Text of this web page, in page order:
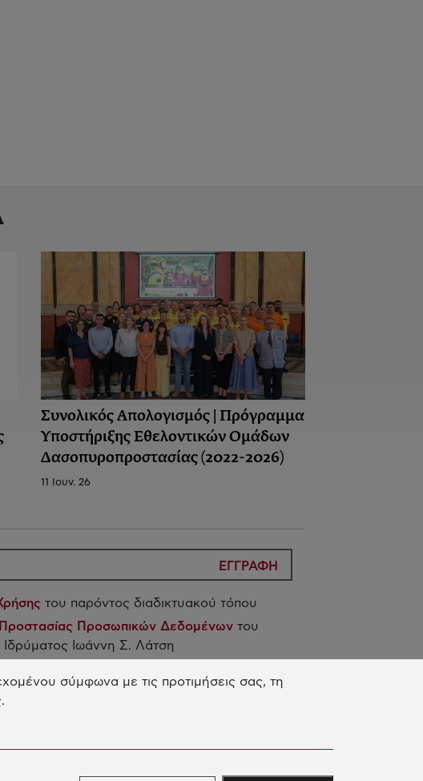
Συνολικός Απολογισμός | Πρόγραμμα
Υποστήριξης Εθελοντικών Ομάδων
Δασοπυροπροστασίας (2022-2026)
11 Ιουν. 26
ΕΓΓΡΑΦΗ
του παρόντος διαδικτυακού τόπου
Προστασίας Προσωπικών Δεδομένων του
Ιωάννη Σ. Λάτση
ΔΕΞΙΟΤΗΤΩΝ
σύμφωνα με τις προτιμήσεις σας, τη